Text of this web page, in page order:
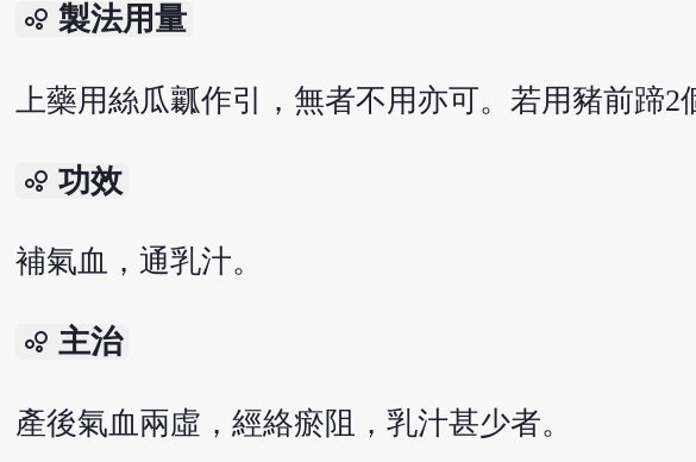
bubble_chart 製法用量
上藥用絲瓜瓤作引，無者不用亦可。若用豬前蹄2
bubble_chart 功效
補氣血，通乳汁。
bubble_chart 主治
產後氣血兩虛，經絡瘀阻，乳汁甚少者。